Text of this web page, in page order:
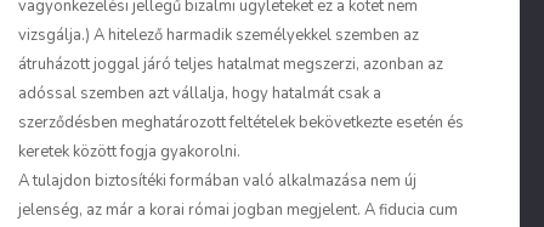
vagyonkezelési jellegű bizalmi ügyleteket ez a kötet nem
vizsgálja.) A hitelező harmadik személyekkel szemben az
átruházott joggal járó teljes hatalmat megszerzi, azonban az
adóssal szemben azt vállalja, hogy hatalmát csak a
szerződésben meghatározott feltételek bekövetkezte esetén és
keretek között fogja gyakorolni.
A tulajdon biztosítéki formában való alkalmazása nem új
jelenség, az már a korai római jogban megjelent. Afiducia cum